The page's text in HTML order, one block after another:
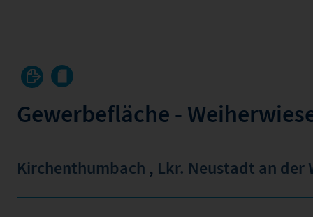
Gewerbefläche -
Kirchenthumbach , Lkr. Neustadt an der